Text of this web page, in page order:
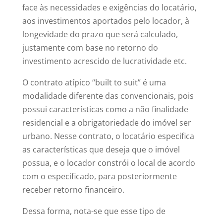
face às necessidades e exigências do locatário,
aos investimentos aportados pelo locador, à
longevidade do prazo que será calculado,
justamente com base no retorno do
investimento acrescido de lucratividade etc.
O contrato atípico “built to suit” é uma
modalidade diferente das convencionais, pois
possui características como a não finalidade
residencial e a obrigatoriedade do imóvel ser
urbano. Nesse contrato, o locatário especifica
as características que deseja que o imóvel
possua, e o locador constrói o local de acordo
com o especificado, para posteriormente
receber retorno financeiro.
Dessa forma, nota-se que esse tipo de